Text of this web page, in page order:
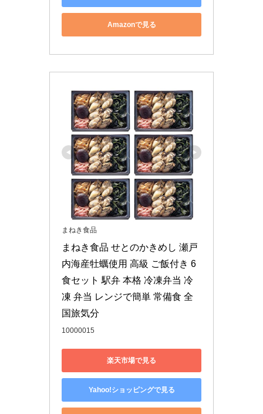
Amazonで見る
まねき食品
まねき食品 せとのかきめし 瀬戸
内海産牡蠣使用 高級 ご飯付き 6
食セット 駅弁 本格 冷凍弁当 冷
凍 弁当 レンジで簡単 常備食 全
国旅気分
10000015
楽天市場で見る
Yahoo!ショッピングで見る